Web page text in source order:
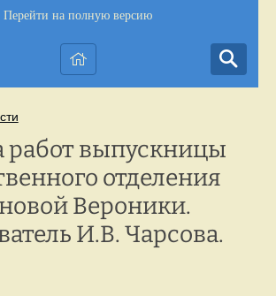
Перейти на полную версию
работ выпускницы
отделения
Вероники.
И.В. Чарсова.